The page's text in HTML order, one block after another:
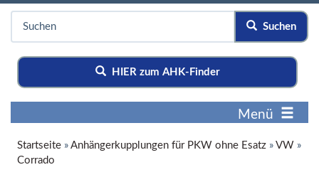
Suchen
HIER zum AHK-Finder
Menü
Startseite » Anhängerkupplungen für PKW ohne Esatz » VW »
Corrado